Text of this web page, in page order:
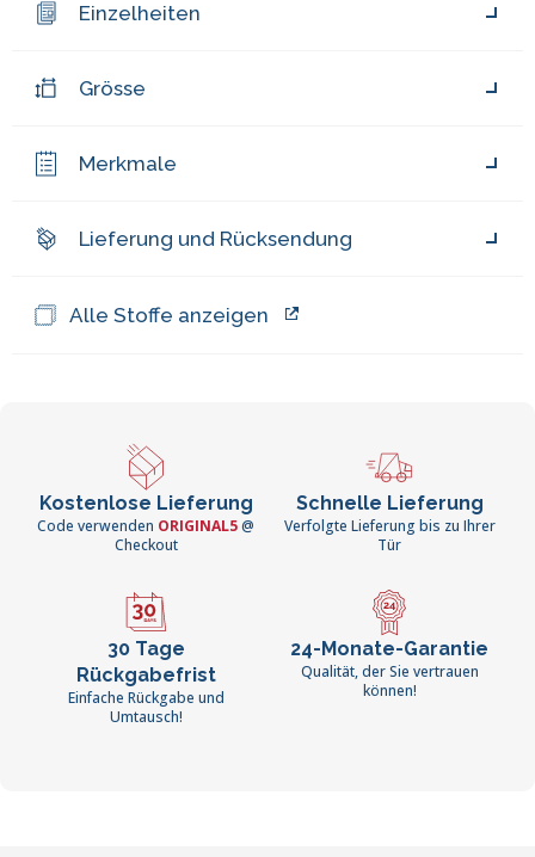
Einzelheiten
Grösse
Merkmale
Lieferung und Rücksendung
Alle Stoffe anzeigen
Kostenlose Lieferung
Code verwenden ORIGINAL5@
Checkout
Schnelle Lieferung
Verfolgte Lieferung bis zu Ihrer
Tür
30 Tage
Rückgabefrist
Einfache Rückgabe und
Umtausch!
24-Monate-Garantie
Qualität, der Sie vertrauen
können!